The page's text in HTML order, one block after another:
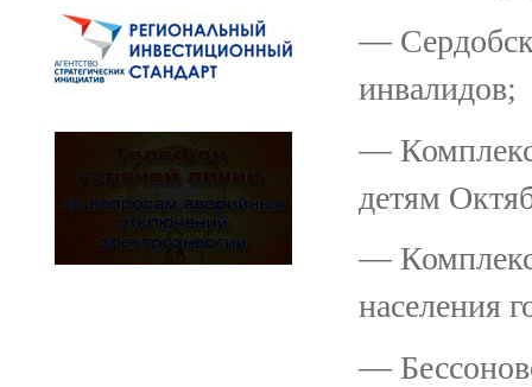
—
инвалидов;
—
детям
—
населения
—